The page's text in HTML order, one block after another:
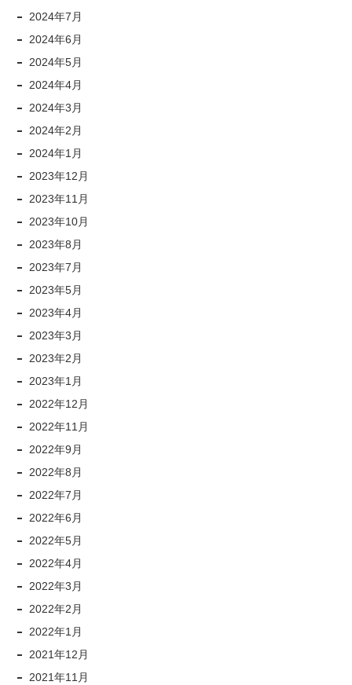
2024年7月
2024年6月
2024年5月
2024年4月
2024年3月
2024年2月
2024年1月
2023年12月
2023年11月
2023年10月
2023年8月
2023年7月
2023年5月
2023年4月
2023年3月
2023年2月
2023年1月
2022年12月
2022年11月
2022年9月
2022年8月
2022年7月
2022年6月
2022年5月
2022年4月
2022年3月
2022年2月
2022年1月
2021年12月
2021年11月